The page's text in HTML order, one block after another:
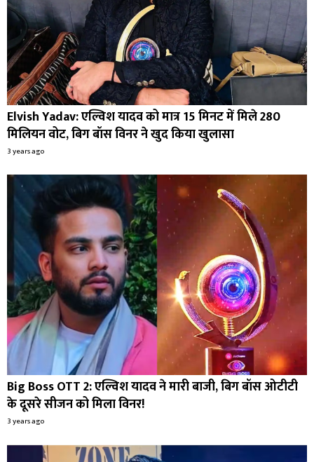
Elvish Yadav: एल्विश यादव को मात्र 15 मिनट में मिले 280
मिलियन वोट, बिग बॉस विनर ने खुद किया खुलासा
3 years ago
Big Boss OTT 2: एल्विश यादव ने मारी बाजी, बिग बॉस ओटीटी
के दूसरे सीजन को मिला विनर!
3 years ago